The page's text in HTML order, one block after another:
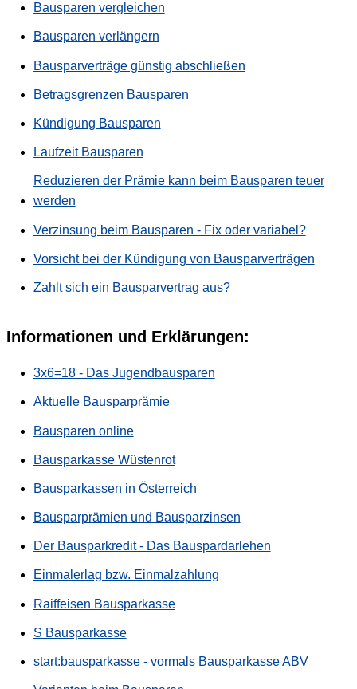
Bausparen vergleichen
Bausparen verlängern
Bausparverträge günstig abschließen
Betragsgrenzen Bausparen
Kündigung Bausparen
Laufzeit Bausparen
Reduzieren der Prämie kann beim Bausparen teuer
werden
Verzinsung beim Bausparen - Fix oder variabel?
Vorsicht bei der Kündigung von Bausparverträgen
Zahlt sich ein Bausparvertrag aus?
Informationen und Erklärungen:
3x6=18 - Das Jugendbausparen
Aktuelle Bausparprämie
Bausparen online
Bausparkasse Wüstenrot
Bausparkassen in Österreich
Bausparprämien und Bausparzinsen
Der Bausparkredit - Das Bauspardarlehen
Einmalerlag bzw. Einmalzahlung
Raiffeisen Bausparkasse
S Bausparkasse
start:bausparkasse - vormals Bausparkasse ABV